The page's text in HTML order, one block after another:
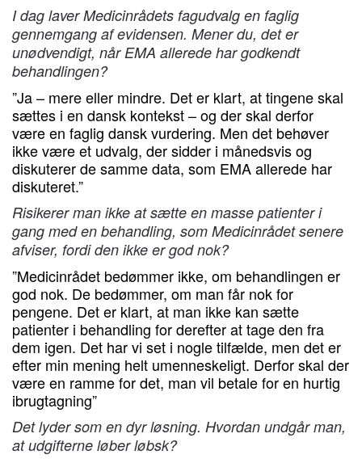
I dag laver Medicinrådets fagudvalg en faglig
gennemgang af evidensen. Mener du, det er
unødvendigt, når EMA allerede har godkendt
behandlingen?
”Ja – mere eller mindre. Det er klart, at tingene skal
sættes i en dansk kontekst – og der skal derfor
være en faglig dansk vurdering. Men det behøver
ikke være et udvalg, der sidder i månedsvis og
diskuterer de samme data, som EMA allerede har
diskuteret.”
Risikerer man ikke at sætte en masse patienter i
gang med en behandling, som Medicinrådet senere
afviser, fordi den ikke er god nok?
”Medicinrådet bedømmer ikke, om behandlingen er
god nok. De bedømmer, om man får nok for
pengene. Det er klart, at man ikke kan sætte
patienter i behandling for derefter at tage den fra
dem igen. Det har vi set i nogle tilfælde, men det er
efter min mening helt umenneskeligt. Derfor skal der
være en ramme for det, man vil betale for en hurtig
ibrugtagning”
Det lyder som en dyr løsning. Hvordan undgår man,
at udgifterne løber løbsk?